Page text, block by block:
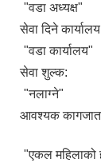
"वडा अध्यक्ष"
सेवा दिने
"वडा कार्यालय"
सेवा शुल्क:
"नलाग्ने"
आवश्यक
"एकल महिलाको